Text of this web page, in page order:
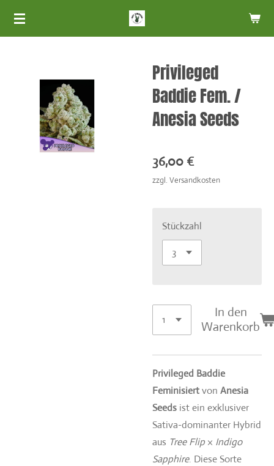
Zum
Privileged
Baddie Fem. /
Anesia Seeds
36,00 €
zzgl. Versandkosten
Stückzahl
In den
Warenkorb
Privileged Baddie
Feminisiertvon Anesia
Seeds ist ein exklusiver
Sativa-dominanter Hybrid
aus Tree Flip × Indigo
Sapphire. Diese Sorte